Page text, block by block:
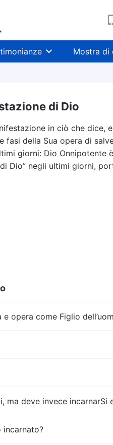
Mostra di
di Dio
in ciò che dice,
della Sua opera di
giorni: Dio Onnipotente
Dio” negli ultimi giorni,
opera come Figlio
deve invece incarnarSi
incarnato?